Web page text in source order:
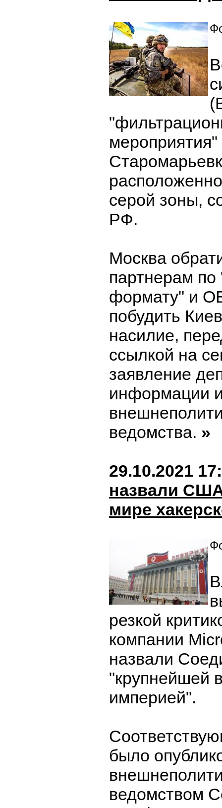
мероприятия"
серой зоны,
РФ.
Москва
партнерам
формату" и
побудить
насилие,
ссылкой на
заявление
информации
ведомства. »
29.10.2021
назвали
мире
резкой
компании
назвали
"крупнейшей
империей".
было
ведомством